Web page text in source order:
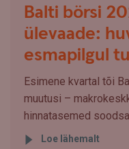
Balti börsi
ülevaade:
esmapilgul
Esimene kvartal tõi
muutusi –
hinnatasemed
Loe lähemalt